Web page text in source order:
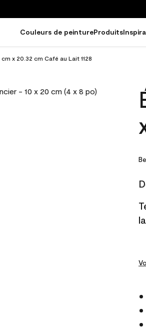
Couleurs de peintureProduits
x 20.32 cm Café au Lait 1128